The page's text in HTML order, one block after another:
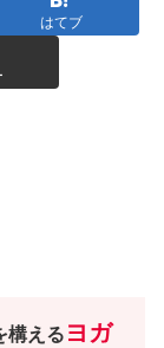
はてブ
構える ヨガ